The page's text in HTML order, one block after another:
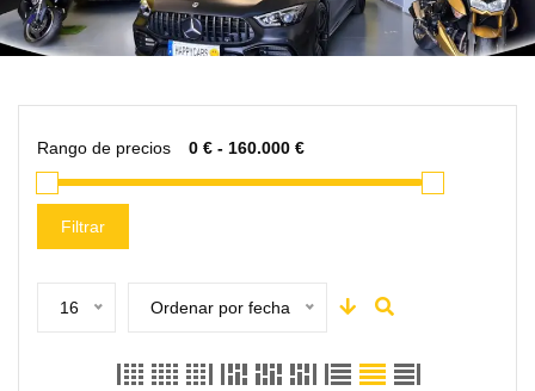
Rango de precios
Filtrar
16 Ordenar por fecha